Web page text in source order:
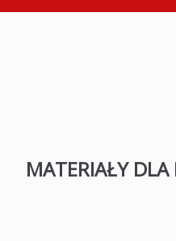
MATERIAŁY DLA